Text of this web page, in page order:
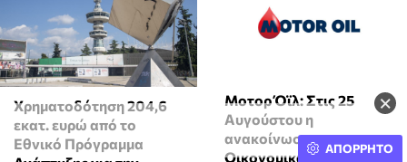
×
Χρηματοδότηση 204,6
εκατ. ευρώ από το
Εθνικό Πρόγραμμα
Μοτορ Όϊλ: Στις 25
Αυγούστου η
ανακοίνωση των
Οικονομικών
ΑΠΟΡΡΗΤΟ